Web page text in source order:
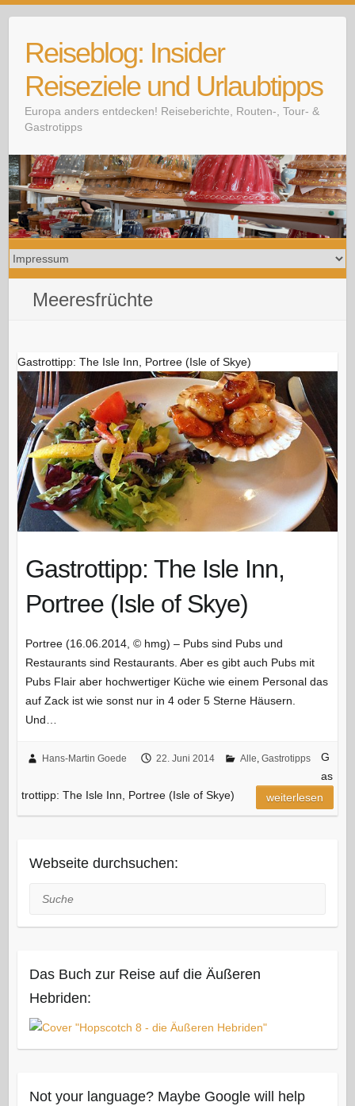
contentReiseblog: Insider
Reiseziele und Urlaubtipps
Europa anders entdecken! Reiseberichte, Routen-, Tour- &
Gastrotipps
Meeresfrüchte
Gastrottipp: The Isle Inn, Portree (Isle of Skye)
Gastrottipp: The Isle Inn,
Portree (Isle of Skye)
Portree (16.06.2014, © hmg) – Pubs sind Pubs und
Restaurants sind Restaurants. Aber es gibt auch Pubs mit
Pubs Flair aber hochwertiger Küche wie einem Personal das
auf Zack ist wie sonst nur in 4 oder 5 Sterne Häusern.
Und…
Hans-Martin Goede 22. Juni 2014 Alle Gastrotipps
G
as
trottipp: The Isle Inn, Portree (Isle of Skye)
weiterlesen
Webseite durchsuchen:
Suche
Das Buch zur Reise auf die Äußeren
Hebriden:
Not your language? Maybe Google will help